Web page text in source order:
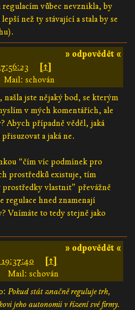
vůbec nevznikla, by
než ty stávající a stala by se
» odpovědět «
[↑]
Mail: schován
našla jste nějaký bod, se kterým
v mých komentářích, ale
Abych případně věděl, jaká
a jaká ne.
“čím víc podmínek pro
prostředků existuje, tím
prostředky vlastnit” převážně
regulace hned znamenají
Vnímáte to tedy stejně jako
» odpovědět «
[↑]
Mail: schován
Pokud stát značně reguluje trh,
jeho autonomii v řízení své firmy.